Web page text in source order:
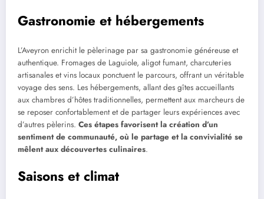
Gastronomie et hébergements
L’Aveyron enrichit le pèlerinage par sa gastronomie généreuse et
authentique. Fromages de Laguiole, aligot fumant, charcuteries
artisanales et vins locaux ponctuent le parcours, offrant un véritable
voyage des sens. Les hébergements, allant des gîtes accueillants
aux chambres d’hôtes traditionnelles, permettent aux marcheurs de
se reposer confortablement et de partager leurs expériences avec
d’autres pèlerins. Ces étapes favorisent la création d’un
sentiment de communauté, où le partage et la convivialité se
mêlent aux découvertes culinaires.
Saisons et climat